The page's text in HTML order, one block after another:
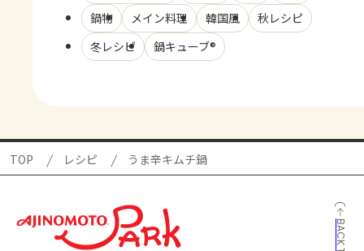
鍋物
メイン料理 韓国風
秋レシピ
冬レシピ
鍋キューブ®
TOP レシピ うま辛キムチ鍋